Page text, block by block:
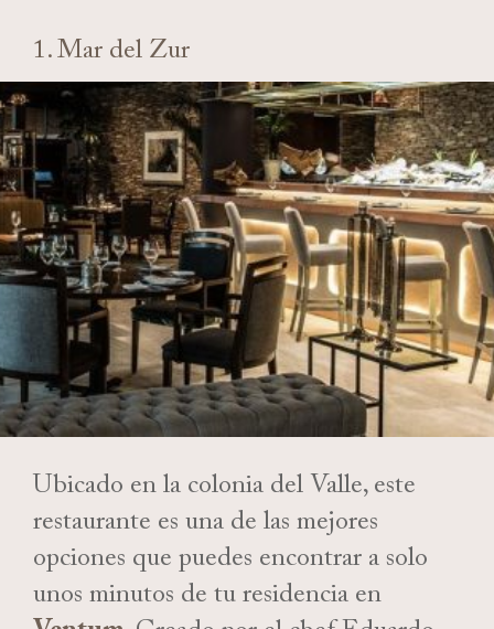
1. Mar del Zur
Ubicado en la colonia del Valle, este
restaurante es una de las mejores
opciones que puedes encontrar a solo
unos minutos de tu residencia en